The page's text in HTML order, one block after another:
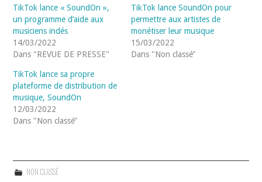
TikTok lance « SoundOn »,
un programme d’aide aux
musiciens indés
14/03/2022
Dans "REVUE DE PRESSE"
TikTok lance SoundOn pour
permettre aux artistes de
monétiser leur musique
15/03/2022
Dans "Non classé"
TikTok lance sa propre
plateforme de distribution de
musique, SoundOn
12/03/2022
Dans "Non classé"
NON CLASSÉ